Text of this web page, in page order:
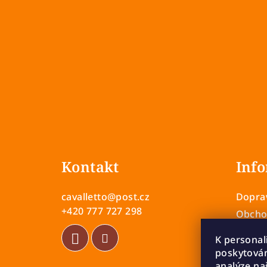
K
Kontakt
cavalletto@post.cz
+420 777 727 298